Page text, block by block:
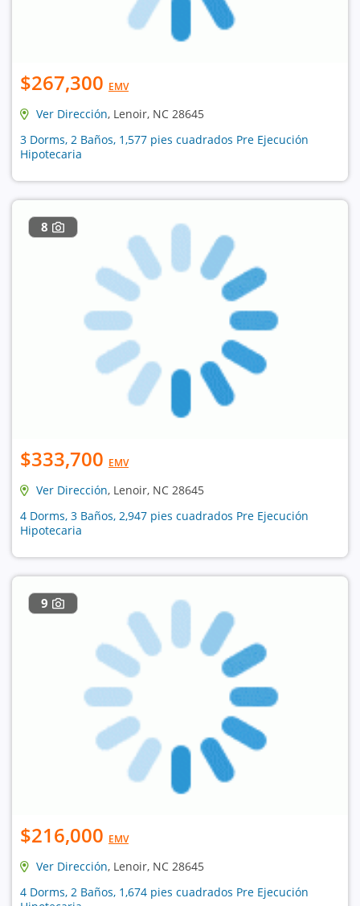
$267,300 EMV
Ver Dirección, Lenoir, NC 28645
3 Dorms, 2 Baños, 1,577 pies cuadrados Pre Ejecución
Hipotecaria
8
$333,700 EMV
Ver Dirección, Lenoir, NC 28645
4 Dorms, 3 Baños, 2,947 pies cuadrados Pre Ejecución
Hipotecaria
9
$216,000 EMV
Ver Dirección, Lenoir, NC 28645
4 Dorms, 2 Baños, 1,674 pies cuadrados Pre Ejecución